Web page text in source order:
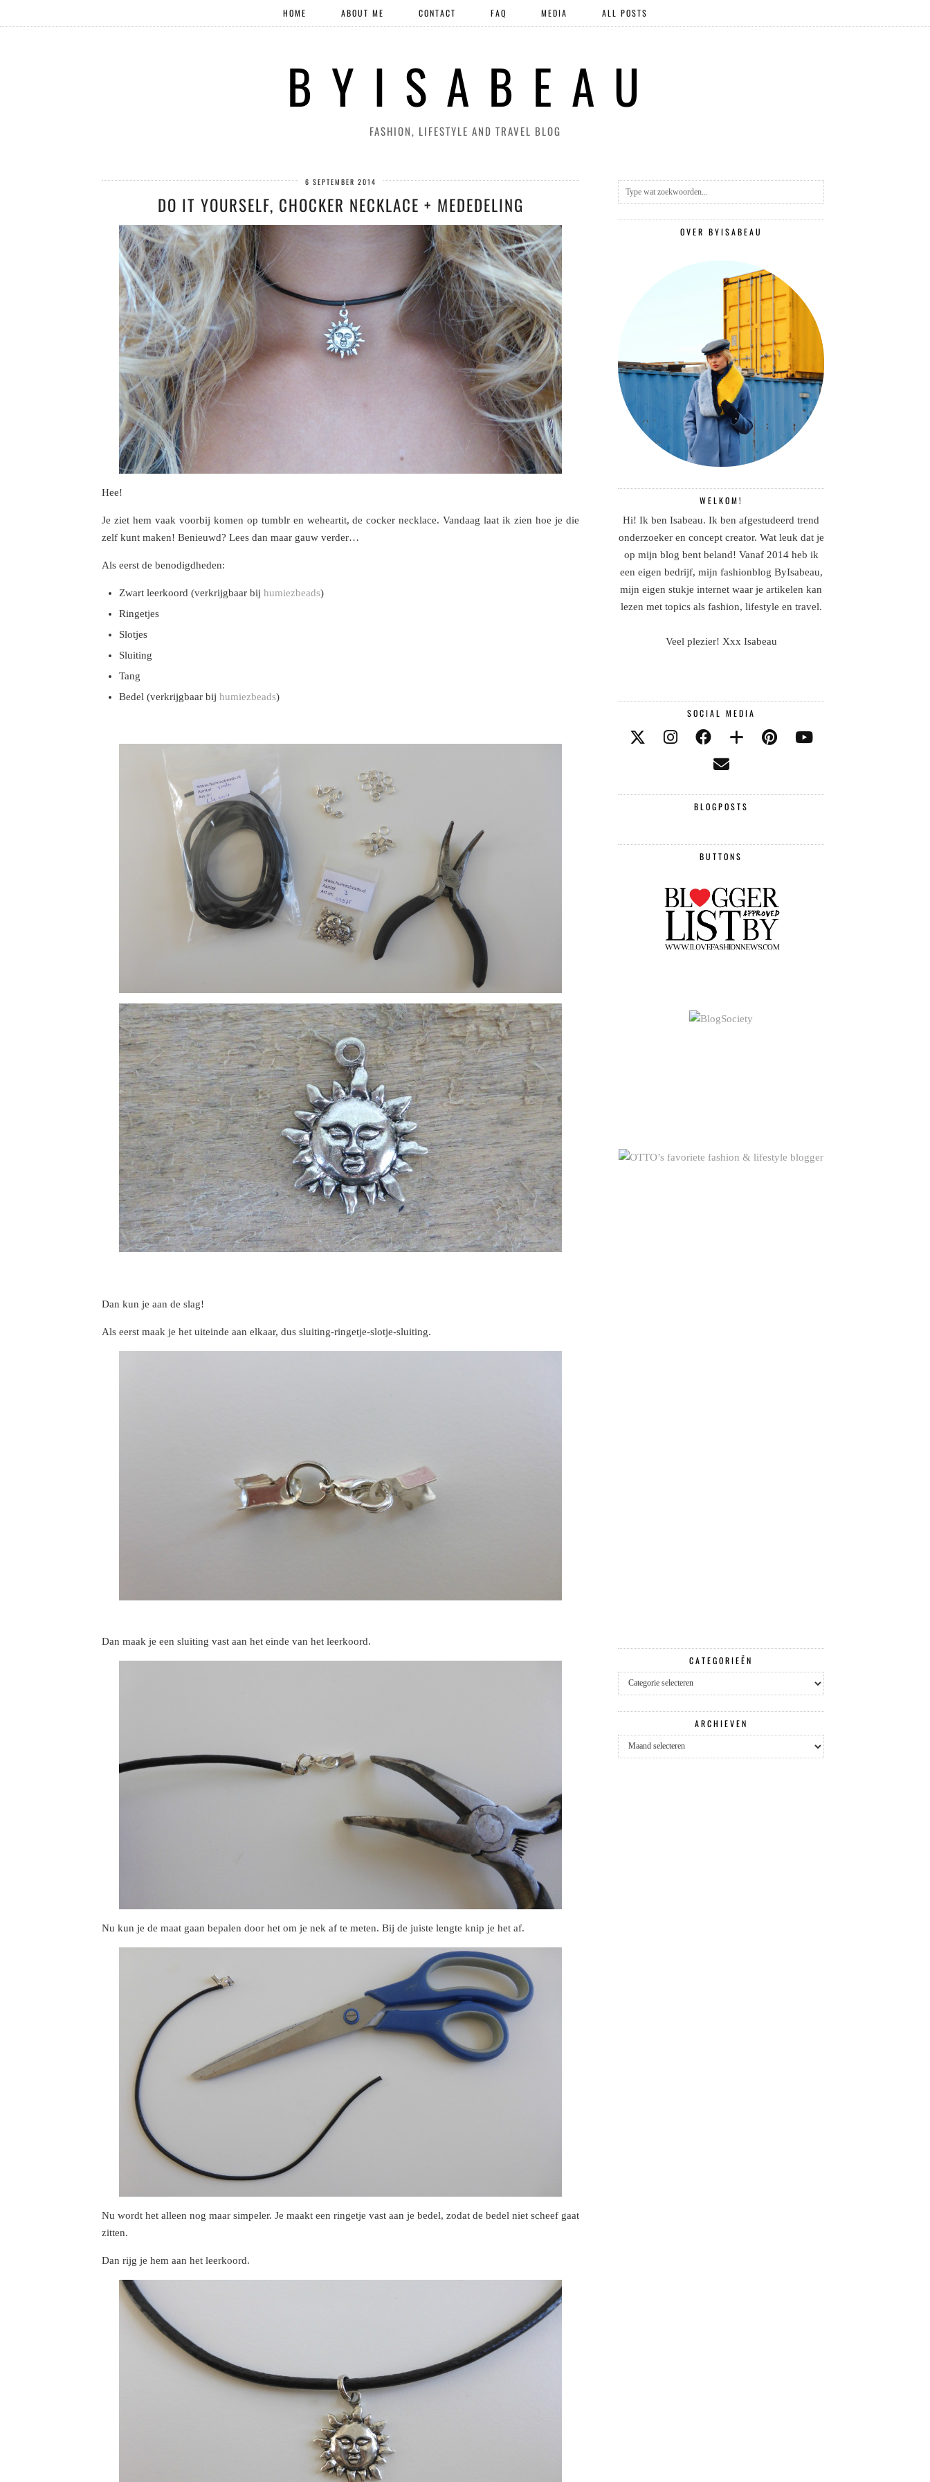
B Y I S A B E A U
FASHION, LIFESTYLE AND TRAVEL BLOG
HOME ABOUT ME CONTACT FAQ MEDIA ALL POSTS
6 SEPTEMBER 2014
DO IT YOURSELF, CHOCKER NECKLACE + MEDEDELING
Hee!
Je ziet hem vaak voorbij komen op tumblr en weheartit, de cocker necklace. Vandaag laat ik zien hoe je die
zelf kunt maken! Benieuwd? Lees dan maar gauw verder…
Als eerst de benodigdheden:
Zwart leerkoord (verkrijgbaar bij humiezbeads)
Ringetjes
Slotjes
Sluiting
Tang
Bedel (verkrijgbaar bij humiezbeads)
Dan kun je aan de slag!
Als eerst maak je het uiteinde aan elkaar, dus sluiting-ringetje-slotje-sluiting.
Dan maak je een sluiting vast aan het einde van het leerkoord.
Nu kun je de maat gaan bepalen door het om je nek af te meten. Bij de juiste lengte knip je het af.
Nu wordt het alleen nog maar simpeler. Je maakt een ringetje vast aan je bedel, zodat de bedel niet scheef gaat
zitten.
Dan rijg je hem aan het leerkoord.
OVER BYISABEAU
WELKOM!
Hi! Ik ben Isabeau. Ik ben afgestudeerd trend
onderzoeker en concept creator. Wat leuk dat je
op mijn blog bent beland! Vanaf 2014 heb ik
een eigen bedrijf, mijn fashionblog ByIsabeau,
mijn eigen stukje internet waar je artikelen kan
lezen met topics als fashion, lifestyle en travel.
Veel plezier! Xxx Isabeau
SOCIAL MEDIA
BLOGPOSTS
BUTTONS
CATEGORIEËN
Categorieën
ARCHIEVEN
Archieven